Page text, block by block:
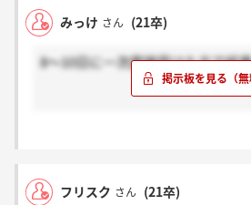
みっけ さん (21卒)
8～10日に一次面接受けた方で結
フリスク さん (21卒)